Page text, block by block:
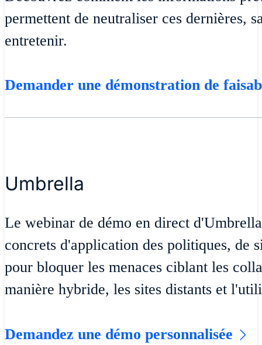
permettent de neutraliser ces dernières,
entretenir.
Demander une démonstration de
Umbrella
Le webinar de démo en direct
concrets d'application des politiques, de
pour bloquer les menaces ciblant les
manière hybride, les sites distants et
Demandez une démo personnalisée